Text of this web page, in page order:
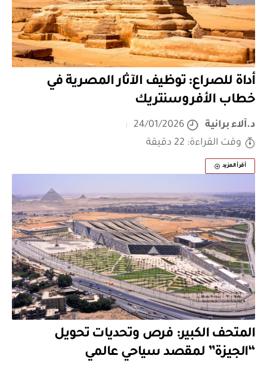
أداة للصراع: توظيف الآثار المصرية في
خطاب الأفروسنتريك
د.آلاء برانية
24/01/2026
وقت القراءة: 22 دقيقة
أقرأ المزيد
المتحف الكبير: فرص وتحديات تحويل
“الجيزة” لمقصد سياحي عالمي